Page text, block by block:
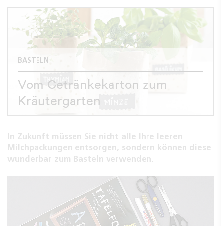
BASTELN
Vom Getränkekarton zum
Kräutergarten
In Zukunft müssen Sie nicht alle Ihre leeren
Milchpackungen entsorgen, sondern können diese
wunderbar zum Basteln verwenden.